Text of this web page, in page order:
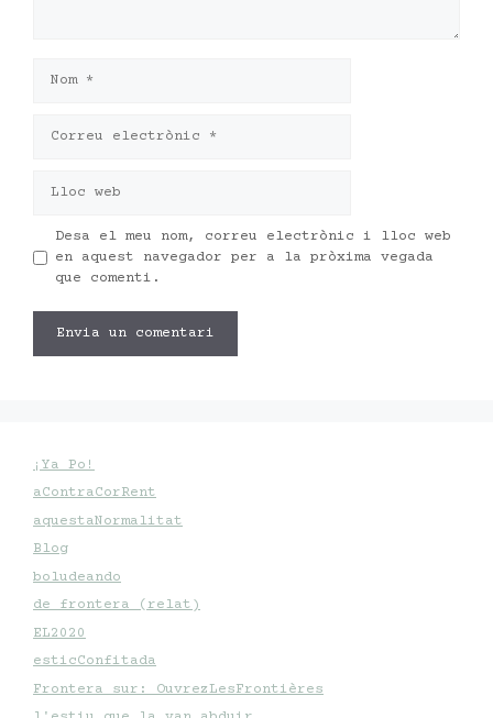
electrònic
web
Desa el meu nom, correu electrònic i lloc web
en aquest navegador per a la pròxima vegada
que comenti.
¡Ya Po!
aContraCorRent
aquestaNormalitat
Blog
boludeando
de frontera (relat)
EL2020
esticConfitada
Frontera sur: OuvrezLesFrontières